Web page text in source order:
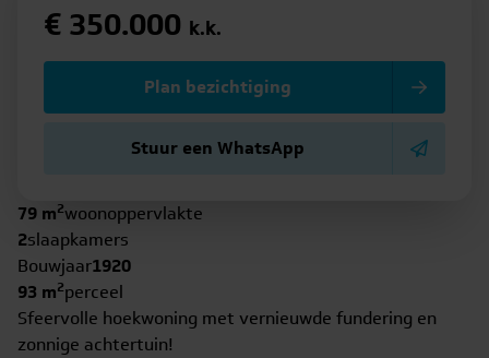
€ 350.000 k.k.
Plan bezichtiging
Stuur een WhatsApp
79 m2woonoppervlakte
2slaapkamers
Bouwjaar1920
93 m2perceel
Sfeervolle hoekwoning met vernieuwde fundering en
zonnige achtertuin!